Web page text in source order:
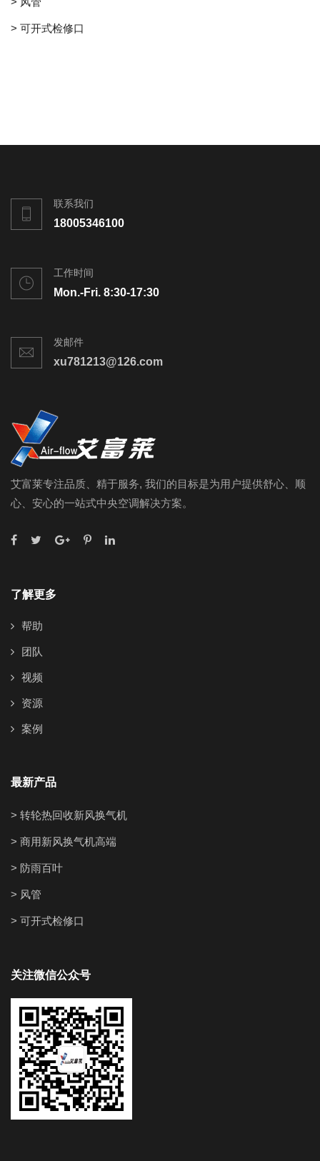
> 可开式检修口
联系我们
18005346100
工作时间
Mon.-Fri. 8:30-17:30
发邮件
xu781213@126.com
艾富莱专注品质、精于服务, 我们的目标是为用户提供舒心、顺
心、安心的一站式中央空调解决方案。
了解更多
帮助
团队
视频
资源
案例
最新产品
> 转轮热回收新风换气机
> 商用新风换气机高端
> 防雨百叶
> 风管
> 可开式检修口
关注微信公众号